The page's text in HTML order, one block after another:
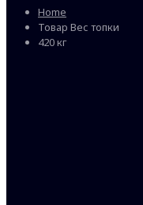
Home
Товар Вес топки
420 кг